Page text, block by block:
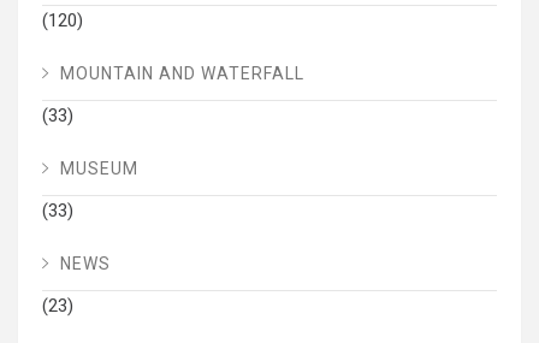
(120)
MOUNTAIN AND WATERFALL
(33)
MUSEUM
(33)
NEWS
(23)